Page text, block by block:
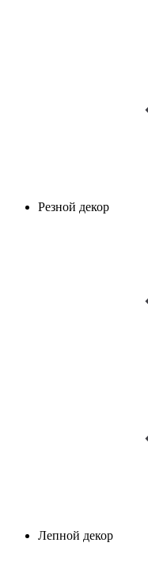
Резной декор
Лепной декор